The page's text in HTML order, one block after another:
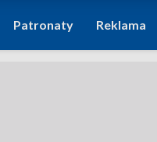
Patronaty Reklama